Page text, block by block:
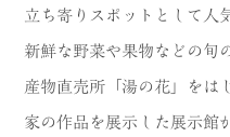
立ち寄りスポットとして人
新鮮な野菜や果物などの旬
産物直売所「湯の花」をは
家の作品を展示した展示館